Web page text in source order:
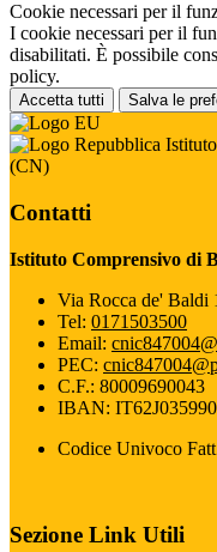
Cookie necessari per il
I cookie necessari per il
disabilitati. È possibile
policy.
Accetta tutti Salva le
(CN)
Contatti
Istituto Comprensivo di
Via Rocca de' Baldi
Tel: 0171503500
Email:
PEC:
C.F.: 80009690043
IBAN:
Codice Univoco
Sezione Link Utili